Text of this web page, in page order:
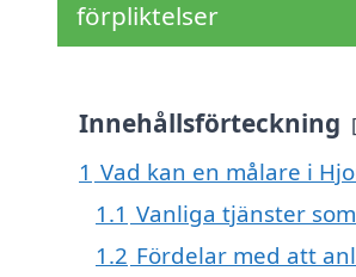
förpliktelser
Innehållsförteckning
1 Vad kan en målare i
1.1 Vanliga tjänster
1.2 Fördelar med att